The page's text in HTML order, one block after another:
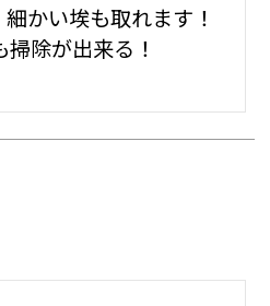
かい埃も取れます！
除が出来る！